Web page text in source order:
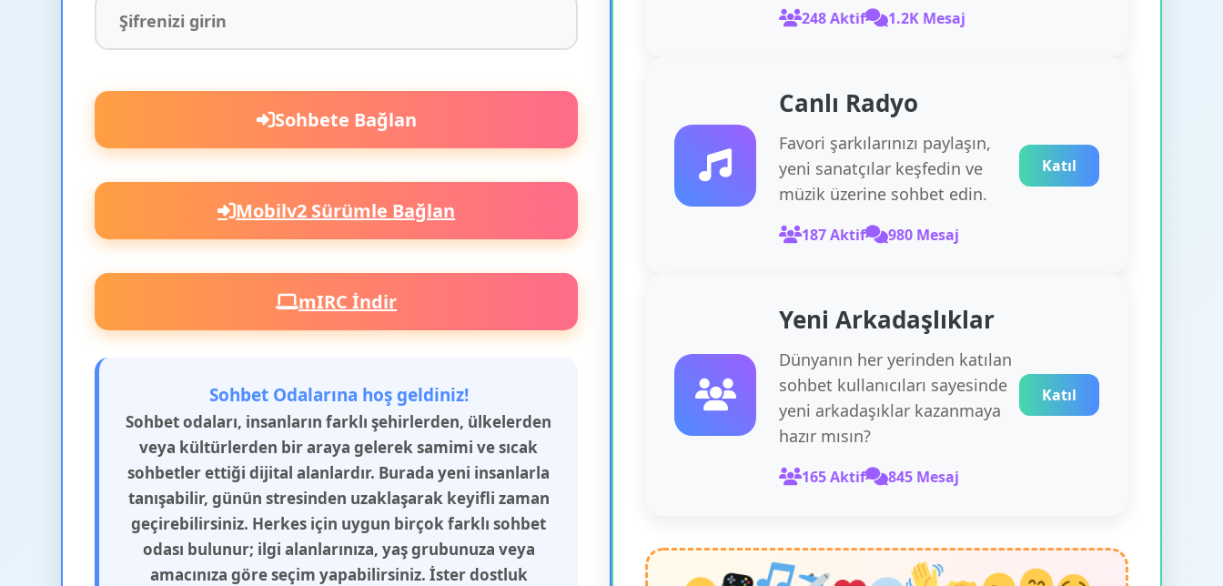
Sohbete Bağlan
Mobilv2 Sürümle Bağlan
mIRC İndir
Sohbet Odalarına hoş geldiniz!
Sohbet odaları, insanların farklı şehirlerden, ülkelerden
veya kültürlerden bir araya gelerek samimi ve sıcak
sohbetler ettiği dijital alanlardır. Burada yeni insanlarla
tanışabilir, günün stresinden uzaklaşarak keyifli zaman
geçirebilirsiniz. Herkes için uygun birçok farklı sohbet
odası bulunur; ilgi alanlarınıza, yaş grubunuza veya
amacınıza göre seçim yapabilirsiniz. İster dostluk
248 Aktif 1.2K Mesaj
Canlı Radyo
Favori şarkılarınızı paylaşın,
yeni sanatçılar keşfedin ve
müzik üzerine sohbet edin.
187 Aktif 980 Mesaj
Katıl
Yeni Arkadaşlıklar
Dünyanın her yerinden katılan
sohbet kullanıcıları sayesinde
yeni arkadaşıklar kazanmaya
hazır mısın?
165 Aktif 845 Mesaj
Katıl